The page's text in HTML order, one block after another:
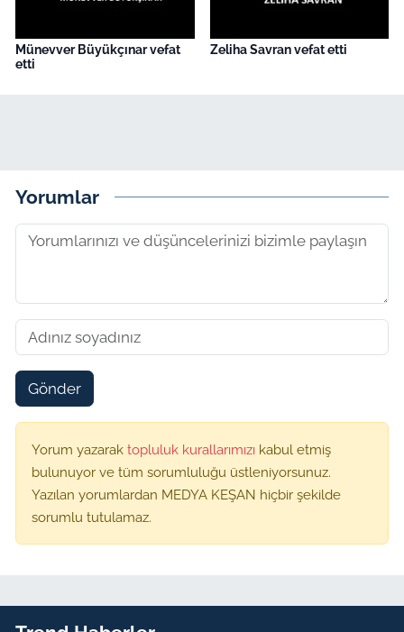
Münevver Büyükçınar vefat
etti
Zeliha Savran vefat etti
Yorumlar
Gönder
Yorum yazarak topluluk kurallarımızı kabul etmiş
bulunuyor ve tüm sorumluluğu üstleniyorsunuz.
Yazılan yorumlardan MEDYA KEŞAN hiçbir şekilde
sorumlu tutulamaz.